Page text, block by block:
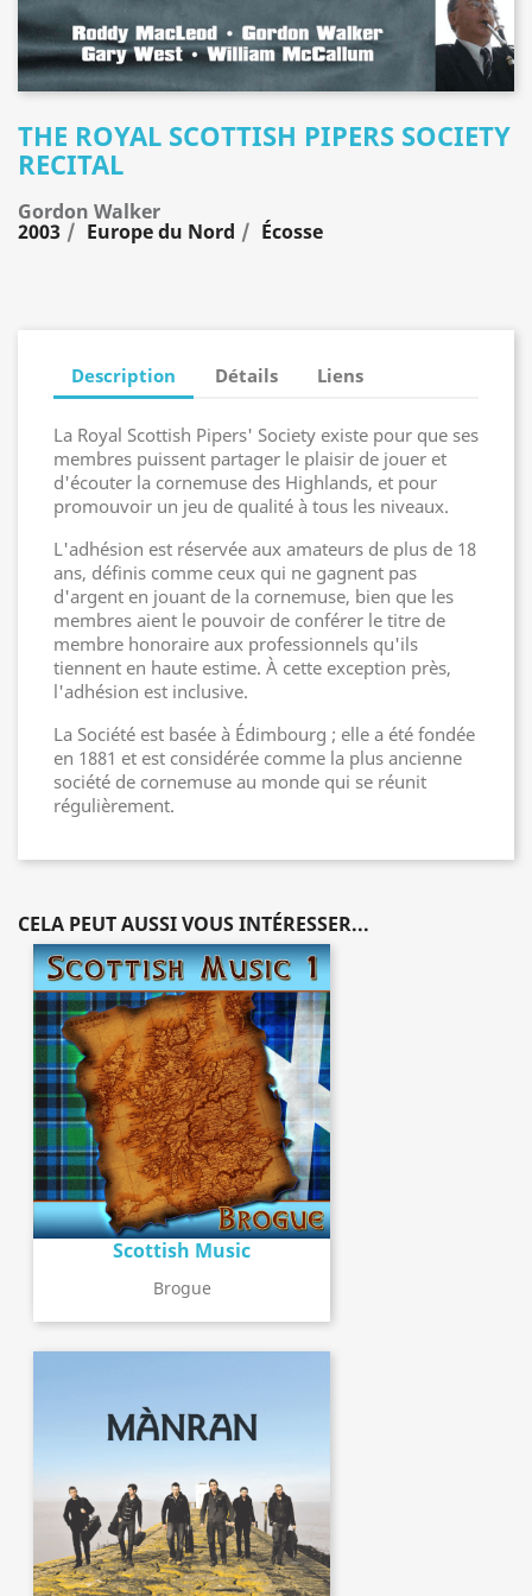
THE ROYAL SCOTTISH PIPERS SOCIETY
RECITAL
Gordon Walker
2003 Europe du Nord Écosse
Description Détails Liens
La Royal Scottish Pipers' Society existe pour que ses
membres puissent partager le plaisir de jouer et
d'écouter la cornemuse des Highlands, et pour
promouvoir un jeu de qualité à tous les niveaux.
L'adhésion est réservée aux amateurs de plus de 18
ans, définis comme ceux qui ne gagnent pas
d'argent en jouant de la cornemuse, bien que les
membres aient le pouvoir de conférer le titre de
membre honoraire aux professionnels qu'ils
tiennent en haute estime. À cette exception près,
l'adhésion est inclusive.
La Société est basée à Édimbourg ; elle a été fondée
en 1881 et est considérée comme la plus ancienne
société de cornemuse au monde qui se réunit
régulièrement.
CELA PEUT AUSSI VOUS INTÉRESSER...
Scottish Music
Brogue